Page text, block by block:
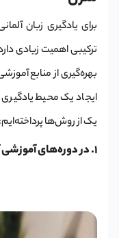
برای یادگیری زبان
ترکیبی اهمیت زیادی
بهره‌گیری از منابع
ایجاد یک محیط
یک از روش‌ها پرداخته‌ایم:
1. در دوره‌های آموزشی آنلاین زبان آلمانی شرکت کنید: